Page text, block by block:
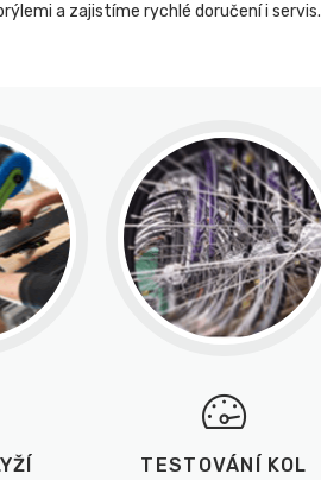
a zajistíme rychlé doručení i servis.
TESTOVÁNÍ KOL